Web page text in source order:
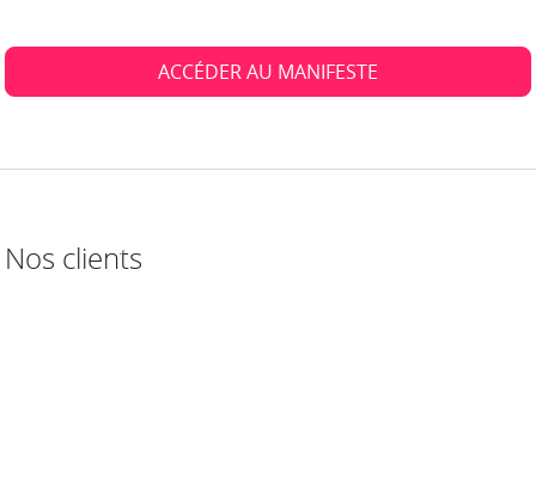
ACCÉDER AU MANIFESTE
Nos clients